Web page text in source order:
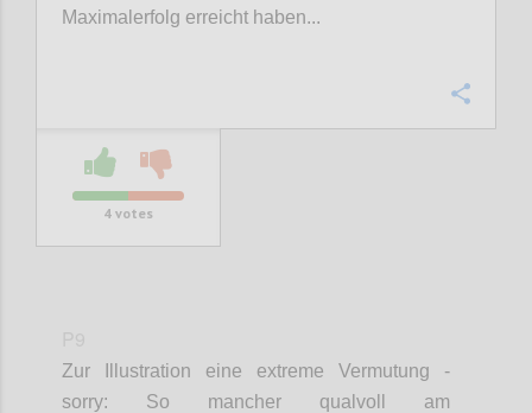
Maximalerfolg erreicht haben...
4 votes
Zur Illustration eine extreme Vermutung -
sorry: So mancher qualvoll am